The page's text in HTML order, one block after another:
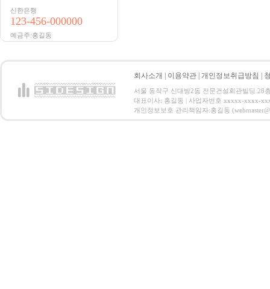
신한은행
123-456-000000
예금주:홍길동
회사소개 이용약관 개인정보취급방침
서울 동작구 신대방2동 전문건설회관빌딩 28
대표이사: 홍길동 | 사업자번호 xxxxx-xxxx-
개인정보보호 관리책임자:홍길동